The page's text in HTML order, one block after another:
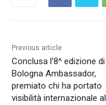
Previous article
Conclusa l’8^ edizione di
Bologna Ambassador,
premiato chi ha portato
visibilità internazionale al